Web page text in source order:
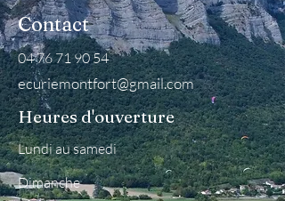
Contact
04 76 71 90 54
ecuriemontfort@gmail.com
Heures d'ouverture
Lundiausamedi
Dimanche